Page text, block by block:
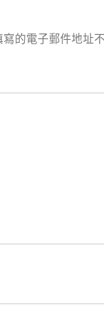
的電子郵件地址